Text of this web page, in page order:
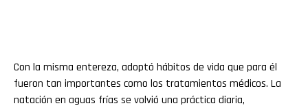
Con la misma entereza, adoptó hábitos de vida que para él
fueron tan importantes como los tratamientos médicos. La
natación en aguas frías se volvió una práctica diaria,